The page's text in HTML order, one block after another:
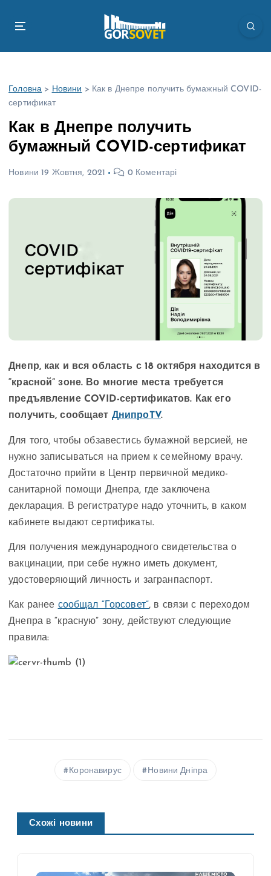
Головна > Новини > Как в Днепре получить бумажный COVID-
сертификат
Как в Днепре получить
бумажный COVID-сертификат
Новини 19 Жовтня, 2021 0 Коментарі
Днепр, как и вся область с 18 октября находится в
“красной” зоне. Во многие места требуется
предъявление COVID-сертификатов. Как его
получить, сообщает ДнипроTV.
Для того, чтобы обзавестись бумажной версией, не
нужно записываться на прием к семейному врачу.
Достаточно прийти в Центр первичной медико-
санитарной помощи Днепра, где заключена
декларация. В регистратуре надо уточнить, в каком
кабинете выдают сертификаты.
Для получения международного свидетельства о
вакцинации, при себе нужно иметь документ,
удостоверяющий личность и загранпаспорт.
Как ранее сообщал “Горсовет”, в связи с переходом
Днепра в “красную” зону, действуют следующие
правила:
Коронавирус Новини Дніпра
Схожі новини